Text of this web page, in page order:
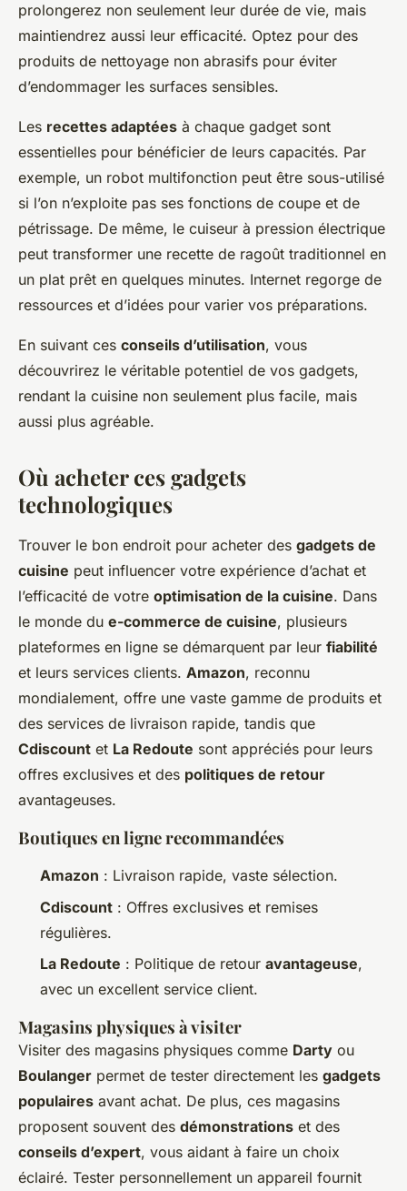
prolongerez non seulement leur durée de vie, mais
maintiendrez aussi leur efficacité. Optez pour des
produits de nettoyage non abrasifs pour éviter
d’endommager les surfaces sensibles.
Les recettes adaptées à chaque gadget sont
essentielles pour bénéficier de leurs capacités. Par
exemple, un robot multifonction peut être sous-utilisé
si l’on n’exploite pas ses fonctions de coupe et de
pétrissage. De même, le cuiseur à pression électrique
peut transformer une recette de ragoût traditionnel en
un plat prêt en quelques minutes. Internet regorge de
ressources et d’idées pour varier vos préparations.
En suivant ces conseils d’utilisation, vous
découvrirez le véritable potentiel de vos gadgets,
rendant la cuisine non seulement plus facile, mais
aussi plus agréable.
Où acheter ces gadgets
technologiques
Trouver le bon endroit pour acheter des gadgets de
cuisine peut influencer votre expérience d’achat et
l’efficacité de votre optimisation de la cuisine. Dans
le monde du e-commerce de cuisine, plusieurs
plateformes en ligne se démarquent par leur fiabilité
et leurs services clients. Amazon, reconnu
mondialement, offre une vaste gamme de produits et
des services de livraison rapide, tandis que
Cdiscount et La Redoute sont appréciés pour leurs
offres exclusives et des politiques de retour
avantageuses.
Boutiques en ligne recommandées
Amazon : Livraison rapide, vaste sélection.
Cdiscount : Offres exclusives et remises
régulières.
La Redoute : Politique de retour avantageuse,
avec un excellent service client.
Magasins physiques à visiter
Visiter des magasins physiques comme Darty ou
Boulanger permet de tester directement les gadgets
populaires avant achat. De plus, ces magasins
proposent souvent des démonstrations et des
conseils d’expert, vous aidant à faire un choix
éclairé. Tester personnellement un appareil fournit